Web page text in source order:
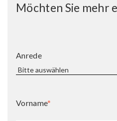
Möchten Sie mehr
Anrede
Vorname*